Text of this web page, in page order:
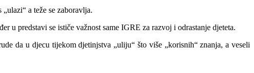
a teže se zaboravlja.
u predstavi se ističe važnost same IGRE za razvoj i odrastanje djeteta.
da u djecu tijekom djetinjstva „uliju“ što više „korisnih“ znanja, a veseli